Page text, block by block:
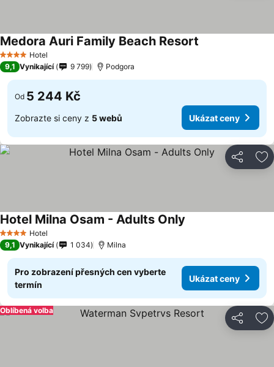
4 Počet hvězdiček
Hotel
Medora Auri Family Beach Resort
9,1 Vynikající 9 799 Podgora
Od 5 244 Kč
Zobrazte si ceny z 5 webů Ukázat ceny
Sdílet
4 Počet hvězdiček
Hotel
Hotel Milna Osam - Adults Only
9,1 Vynikající 1 034 Milna
Pro zobrazení přesných cen vyberte
termín
Ukázat ceny
Sdílet
Oblíbená volba